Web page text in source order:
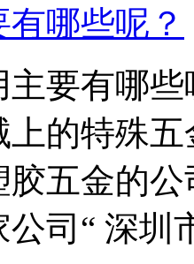
哪些呢？
要有哪
上的特殊
胶五金的
公司“ 深